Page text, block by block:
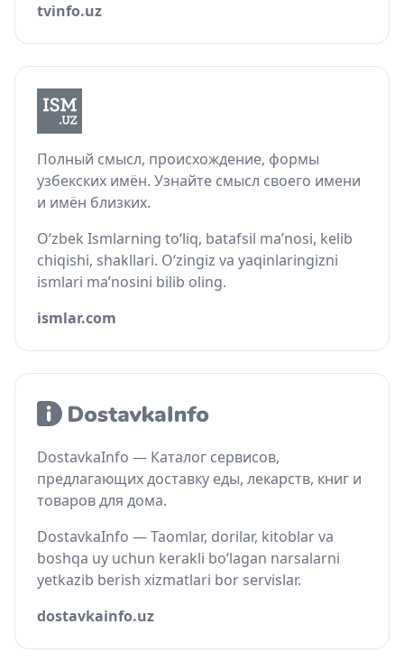
tvinfo.uz
Полный смысл, происхождение, формы
узбекских имён. Узнайте смысл своего имени
и имён близких.
O‘zbek Ismlarning to‘liq, batafsil ma’nosi, kelib
chiqishi, shakllari. O‘zingiz va yaqinlaringizni
ismlari ma’nosini bilib oling.
ismlar.com
DostavkaInfo — Каталог сервисов,
предлагающих доставку еды, лекарств, книг и
товаров для дома.
DostavkaInfo — Taomlar, dorilar, kitoblar va
boshqa uy uchun kerakli bo‘lagan narsalarni
yetkazib berish xizmatlari bor servislar.
dostavkainfo.uz